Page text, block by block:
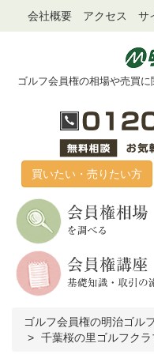
会社概要 アクセス サ
ゴルフ会員権の相場や売買に
買いたい・売りたい方
ゴルフ会員権の明治ゴルフ
千葉桜の里ゴルフク